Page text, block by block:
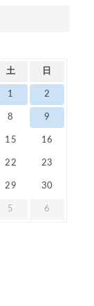
土 日
1 2
8 9
15 16
22 23
29 30
5 6